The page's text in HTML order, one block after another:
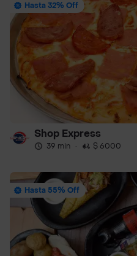
Hasta 32% Off
Shop Express
39 min · $ 6000
Hasta 55% Off